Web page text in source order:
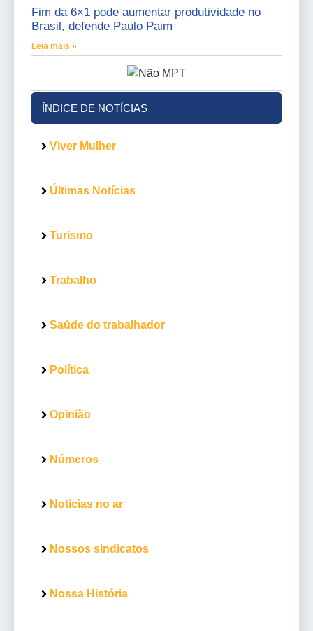
Fim da 6×1 pode aumentar produtividade no
Brasil, defende Paulo Paim
Leia mais »
ÍNDICE DE NOTÍCIAS
Viver Mulher
Últimas Notícias
Turismo
Trabalho
Saúde do trabalhador
Política
Opinião
Números
Notícias no ar
Nossos sindicatos
Nossa História